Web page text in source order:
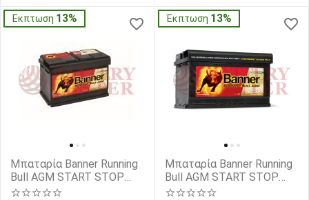
Έκπτωση 13%
Μπαταρία Banner Running
Bull AGM START STOP
57001 12V Capacity 20hr
Έκπτωση 13%
Μπαταρία Banner Running
Bull AGM START STOP
58001 12V Capacity 20hr